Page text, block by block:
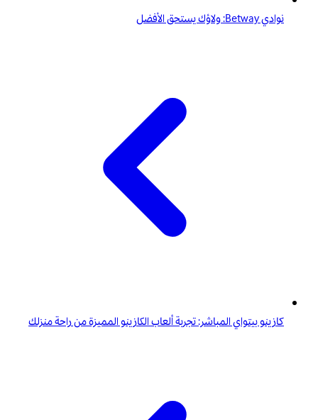
نوادي Betway: ولاؤك يستحق الأفضل
كازينو بيتواي المباشر: تجربة ألعاب الكازينو المميزة من راحة منزلك